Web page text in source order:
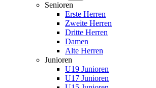
Senioren
Erste Herren
Zweite Herren
Dritte Herren
Damen
Alte Herren
Junioren
U19 Junioren
U17 Junioren